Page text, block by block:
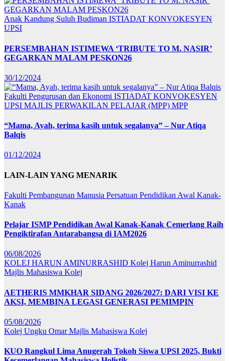
Anak Kandung Suluh Budiman ISTIADAT KONVOKESYEN
UPSI
PERSEMBAHAN ISTIMEWA ‘TRIBUTE TO M. NASIR’
GEGARKAN MALAM PESKON26
30/12/2024
Fakulti Pengurusan dan Ekonomi ISTIADAT KONVOKESYEN
UPSI MAJLIS PERWAKILAN PELAJAR (MPP) MPP
“Mama, Ayah, terima kasih untuk segalanya” – Nur Atiqa
Balqis
01/12/2024
LAIN-LAIN YANG MENARIK
Fakulti Pembangunan Manusia Persatuan Pendidikan Awal Kanak-
Kanak
Pelajar ISMP Pendidikan Awal Kanak-Kanak Cemerlang Raih
Pengiktirafan Antarabangsa di IAM2026
06/08/2026
KOLEJ HARUN AMINURRASHID Kolej Harun Aminurrashid
Majlis Mahasiswa Kolej
AETHERIS MMKHAR SIDANG 2026/2027: DARI VISI KE
AKSI, MEMBINA LEGASI GENERASI PEMIMPIN
05/08/2026
Kolej Ungku OmarMajlis Mahasiswa Kolej
KUO Rangkul Lima Anugerah Tokoh Siswa UPSI 2025, Bukti